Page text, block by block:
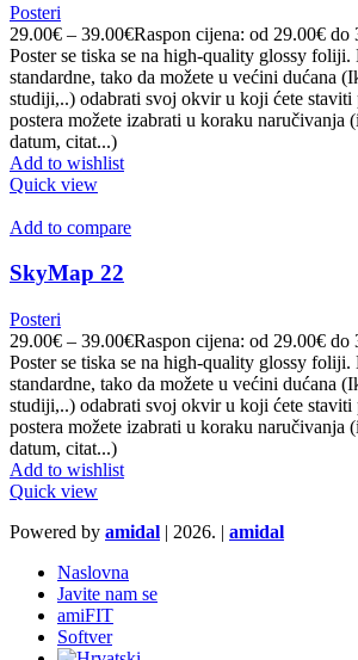
Posteri
29.00€ – 39.00€Raspon cijena: od 29.00€ do
Poster se tiska se na high-quality glossy foliji.
standardne, tako da možete u većini dućana
studiji,..) odabrati svoj okvir u koji ćete staviti
postera možete izabrati u koraku naručivanja
datum, citat...)
Add to wishlist
Quick view
Add to compare
SkyMap 22
Posteri
29.00€ – 39.00€Raspon cijena: od 29.00€ do
Poster se tiska se na high-quality glossy foliji.
standardne, tako da možete u većini dućana
studiji,..) odabrati svoj okvir u koji ćete staviti
postera možete izabrati u koraku naručivanja
datum, citat...)
Add to wishlist
Quick view
Powered by amidal | 2026. | amidal
Naslovna
Javite nam se
amiFIT
Softver